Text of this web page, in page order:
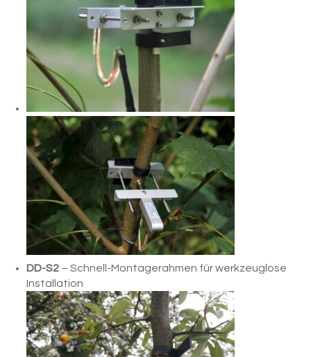
DD-S2 – Schnell-Montagerahmen für werkzeuglose
Installation